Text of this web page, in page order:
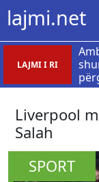
lajmi.net
LAJMI I RI
Liverpool
Salah
SPORT